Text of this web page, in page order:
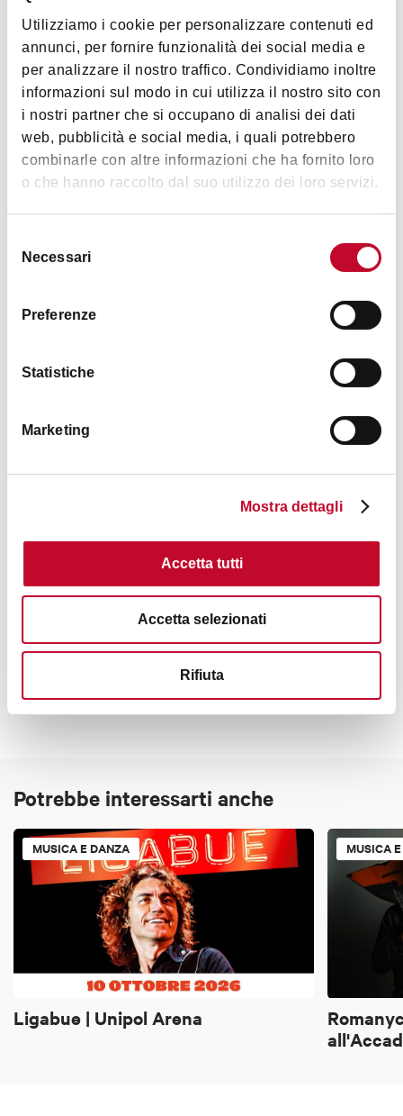
Utilizziamo i cookie per personalizzare contenuti ed
annunci, per fornire funzionalità dei social media e
per analizzare il nostro traffico. Condividiamo inoltre
informazioni sul modo in cui utilizza il nostro sito con
i nostri partner che si occupano di analisi dei dati
web, pubblicità e social media, i quali potrebbero
combinarle con altre informazioni che ha fornito loro
o che hanno raccolto dal suo utilizzo dei loro servizi.
delNecessari
Preferenze
Statistiche
Marketing
Mostra dettagli
Accetta tutti
Accetta selezionati
Rifiuta
Musica e
Spettacolo
Accessibilità
Sì
Orari
Potrebbe interessarti anche
MUSICA E DANZA
Ligabue | Unipol Arena
MUSICA